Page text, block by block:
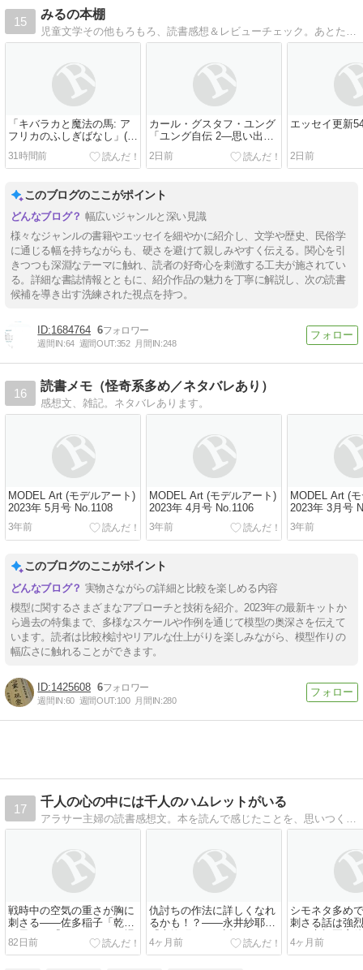
15
みるの本棚
児童文学その他もろもろ、読書感想＆レビューチェック。あとたま〜に「小説家になろう」での創作（童話＆エッセイ）投稿告知とかも…
「キバラカと魔法の馬: ア
フリカのふしぎばなし」(岩
波少年文庫 247)
31時間前
カール・グスタフ・ユング
「ユング自伝 2―思い出・
夢・思想」
2日前
エッセイ更新
2日前
このブログのここがポイント
幅広いジャンルと深い見識
様々なジャンルの書籍やエッセイを細やかに紹介し、文学や歴史、民俗学
に通じる幅を持ちながらも、硬さを避けて親しみやすく伝える。関心を引
きつつも深淵なテーマに触れ、読者の好奇心を刺激する工夫が施されてい
る。詳細な書誌情報とともに、紹介作品の魅力を丁寧に解説し、次の読書
候補を導き出す洗練された視点を持つ。
1684764 6
週間IN:64 週間OUT:352 月間IN:248
16
読書メモ（怪奇系多め／ネタバレあり）
感想文、雑記。ネタバレあります。
MODEL Art (モデルアート)
2023年 5月号 No.1108
3年前
MODEL Art (モデルアート)
2023年 4月号 No.1106
3年前
MODEL Art (
2023年 3月号
3年前
このブログのここがポイント
実物さながらの詳細と比較を楽しめる内容
模型に関するさまざまなアプローチと技術を紹介。2023年の最新キットか
ら過去の特集まで、多様なスケールや作例を通じて模型の奥深さを伝えて
います。読者は比較検討やリアルな仕上がりを楽しみながら、模型作りの
幅広さに触れることができます。
1425608 6
週間IN:60 週間OUT:100 月間IN:280
17
千人の心の中には千人のハムレットがいる
戦時中の空気の重さが胸に
刺さる――佐多稲子「乾い
た風」（『キャラメル工場
から――佐多稲子傑作短篇
82日前
仇討ちの作法に詳しくなれ
るかも！？――永井紗耶子
『木挽町のあだ討ち』
4ヶ月前
シモネタ多め
刺さる話は強
――京極夏彦
話を語る会』
4ヶ月前